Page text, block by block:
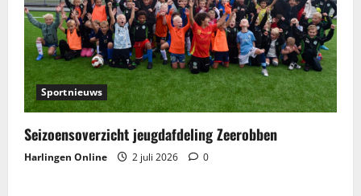
Sportnieuws
Seizoensoverzicht jeugdafdeling Zeerobben
Harlingen Online 2 juli 2026 0